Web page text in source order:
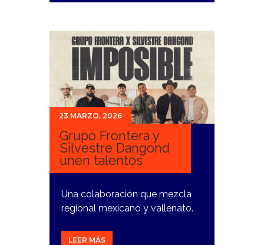
23 MARZO, 2026
Grupo Frontera y
Silvestre Dangond
unen talentos
Una colaboración que mezcla
regional mexicano y vallenato.
LEER MÁS